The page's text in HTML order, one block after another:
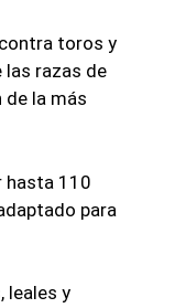
toros y
las razas de
la más
hasta 110
para
leales y